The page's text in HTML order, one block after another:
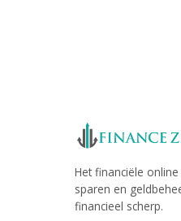
Het financiële
sparen en
financieel scherp.